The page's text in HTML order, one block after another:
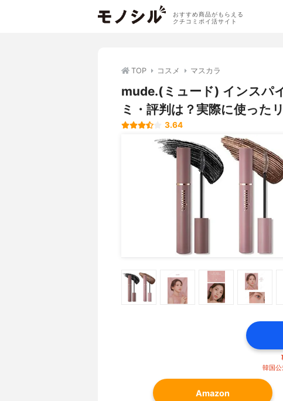
おすすめ商品がもらえる
クチコミポイ活サイト
TOP コスメ マスカラ
mude.(ミュード) インスパ
ミ・評判は？実際に使った
3.64
韓国
Amazon